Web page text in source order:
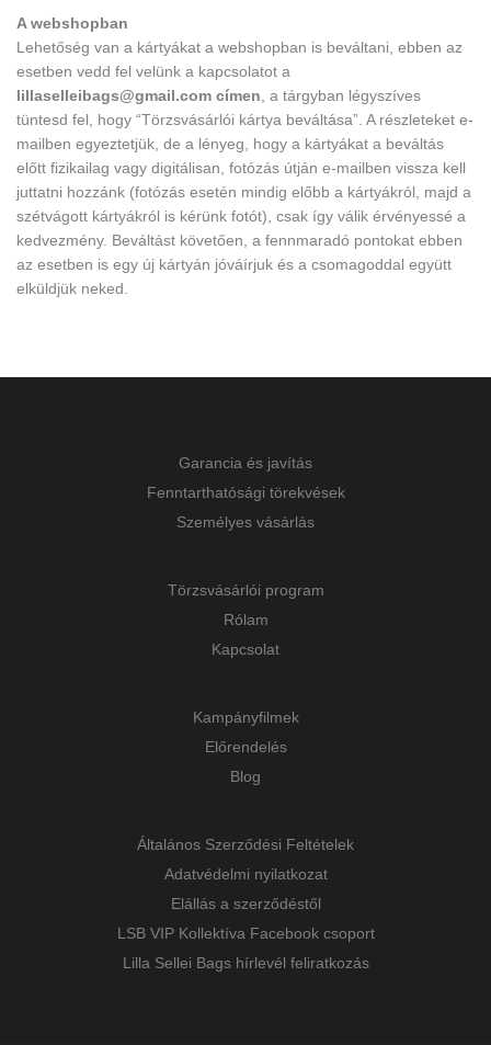
A webshopban
Lehetőség van a kártyákat a webshopban is beváltani, ebben az
esetben vedd fel velünk a kapcsolatot a
lillaselleibags@gmail.com címen , a tárgyban légyszíves
tüntesd fel, hogy “Törzsvásárlói kártya beváltása”. A részleteket e-
mailben egyeztetjük, de a lényeg, hogy a kártyákat a beváltás
előtt fizikailag vagy digitálisan, fotózás útján e-mailben vissza kell
juttatni hozzánk (fotózás esetén mindig előbb a kártyákról, majd a
szétvágott kártyákról is kérünk fotót), csak így válik érvényessé a
kedvezmény. Beváltást követően, a fennmaradó pontokat ebben
az esetben is egy új kártyán jóváírjuk és a csomagoddal együtt
elküldjük neked.
Garancia és javítás
Fenntarthatósági törekvések
Személyes vásárlás
Törzsvásárlói program
Rólam
Kapcsolat
Kampányfilmek
Előrendelés
Blog
Általános Szerződési Feltételek
Adatvédelmi nyilatkozat
Elállás a szerződéstől
LSB VIP Kollektíva Facebook csoport
Lilla Sellei Bags hírlevél feliratkozás